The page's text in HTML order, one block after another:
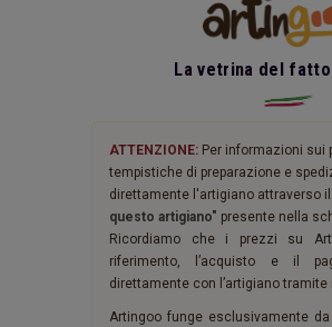
La vetrina del fatto
ATTENZIONE: Per informazioni sui
tempistiche di preparazione e
direttamente l'artigiano attraverso
questo artigiano" presente nella
Ricordiamo che i prezzi su
riferimento, l’acquisto e il
direttamente con l’artigiano
Artingoo funge esclusivamente